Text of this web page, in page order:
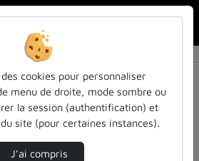
cookies pour personnaliser
menu de droite, mode sombre ou
la session (authentification) et
site (pour certaines instances).
J’ai compris